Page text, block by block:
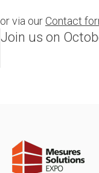
or via our Contact
Join us on